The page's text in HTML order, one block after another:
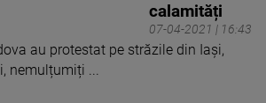
07-04-2021 | 16:43
calamități
au protestat pe străzile din Iași,
nemulțumiți ...